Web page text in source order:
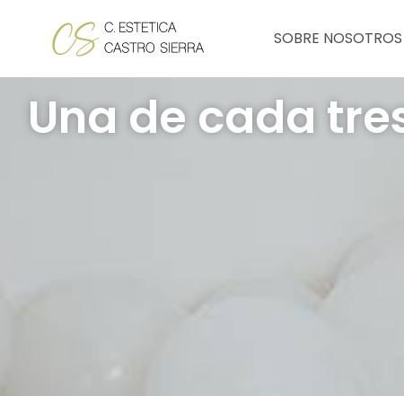
contenido
SOBRE NOSOTROS
Una de cada